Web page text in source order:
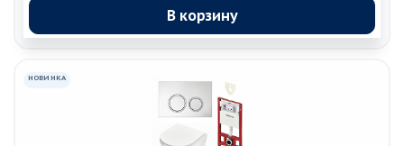
В корзину
НОВИНКА